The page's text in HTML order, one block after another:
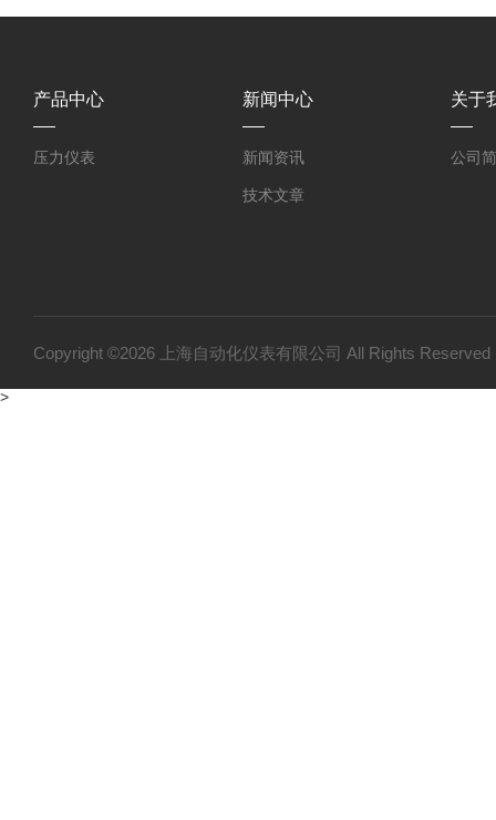
产品中心
压力仪表
新闻中心
新闻资讯
技术文章
关于
公司
Copyright ©2026 上海自动化仪表有限公司 All Rights
>